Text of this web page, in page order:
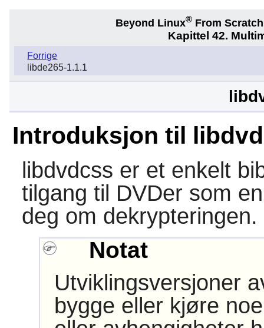
Beyond Linux® From
Kapittel 42.
Forrige
libde265-1.1.1
Introduksjon til
libdvdcss er et enkelt
tilgang til DVDer som
deg om dekrypteringen.
Notat
Utviklingsversjoner
bygge eller kjøre